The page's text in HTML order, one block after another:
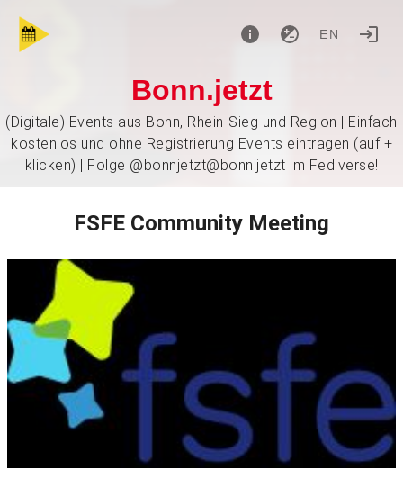
EN
Bonn.jetzt
(Digitale) Events aus Bonn, Rhein-Sieg und Region | Einfach
kostenlos und ohne Registrierung Events eintragen (auf +
klicken) | Folge @bonnjetzt@bonn.jetzt im Fediverse!
FSFE Community Meeting